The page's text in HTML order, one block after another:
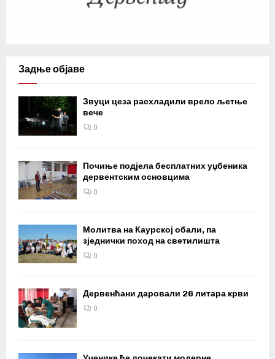
Задње објаве
Звуци цеза расхладили врело љетње
вече
0
Почиње подјела бесплатних уџбеника
дервентским основцима
0
Молитва на Каурској обали, па
зједнички поход на светилишта
0
Дервенћани даровали 26 литара крви
0